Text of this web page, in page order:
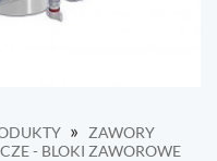
»
ZAWORY
- BLOKI ZAWOROWE